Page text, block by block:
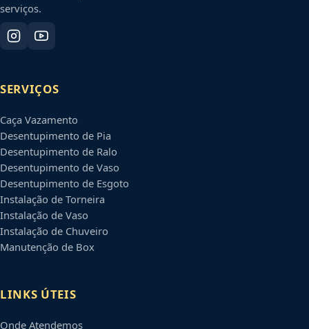
serviços.
SERVIÇOS
Caça Vazamento
Desentupimento de Pia
Desentupimento de Ralo
Desentupimento de Vaso
Desentupimento de Esgoto
Instalação de Torneira
Instalação de Vaso
Instalação de Chuveiro
Manutenção de Box
LINKS ÚTEIS
Onde Atendemos